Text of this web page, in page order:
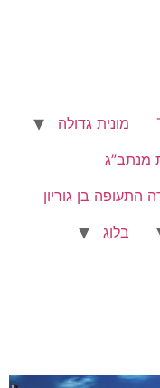
מונית גדולה
מנתב”ג
התעופה בן גוריון
בלוג